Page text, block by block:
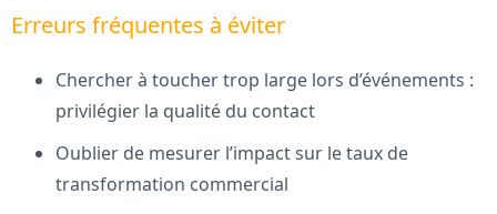
Erreurs fréquentes à éviter
Chercher à toucher trop large lors d’événements :
privilégier la qualité du contact
Oublier de mesurer l’impact sur le taux de
transformation commercial